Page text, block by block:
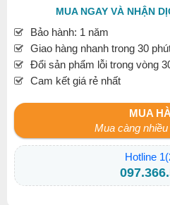
MUA NGAY VÀ NHẬN
Bảo hành: 1 năm
Giao hàng nhanh trong 30
Đổi sản phẩm lỗi trong vòng
Cam kết giá rẻ nhất
MUA
Mua càng
Hotline